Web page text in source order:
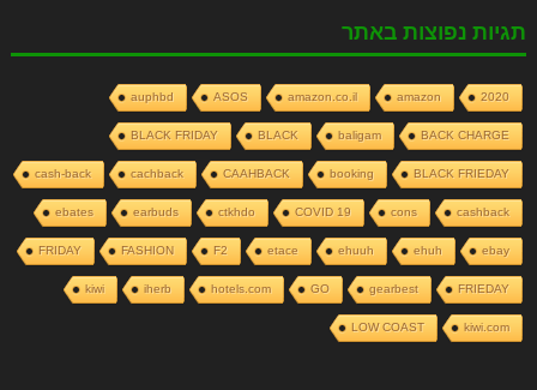
תגיות נפוצות באתר
2020
amazon
amazon.co.il
ASOS
auphbd
BACK CHARGE
baligam
BLACK
BLACK FRIDAY
BLACK FRIEDAY
booking
CAAHBACK
cachback
cash-back
cashback
cons
COVID 19
ctkhdo
earbuds
ebates
ebay
ehuh
ehuuh
etace
F2
FASHION
FRIDAY
FRIEDAY
gearbest
GO
hotels.com
iherb
kiwi
kiwi.com
LOW COAST